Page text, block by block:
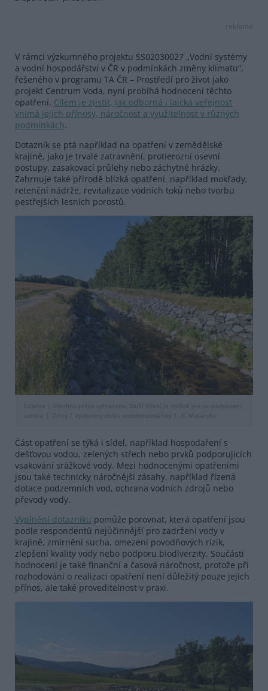
reklama
V rámci výzkumného projektu SS02030027 „Vodní systémy
a vodní hospodářství v ČR v podmínkách změny klimatu“,
řešeného v programu TA ČR – Prostředí pro život jako
projekt Centrum Voda, nyní probíhá hodnocení těchto
opatření. Cílem je zjistit, jak odborná i laická veřejnost
vnímá jejich přínosy, náročnost a využitelnost v různých
podmínkách.
Dotazník se ptá například na opatření v zemědělské
krajině, jako je trvalé zatravnění, protierozní osevní
postupy, zasakovací průlehy nebo záchytné hrázky.
Zahrnuje také přírodě blízká opatření, například mokřady,
retenční nádrže, revitalizace vodních toků nebo tvorbu
pestřejších lesních porostů.
Licence |
Všechna práva vyhrazena. Další šíření je možné jen se souhlasem
autora
Zdroj | Výzkumný ústav vodohospodářský T. G. Masaryka
Část opatření se týká i sídel, například hospodaření s
dešťovou vodou, zelených střech nebo prvků podporujících
vsakování srážkové vody. Mezi hodnocenými opatřeními
jsou také technicky náročnější zásahy, například řízená
dotace podzemních vod, ochrana vodních zdrojů nebo
převody vody.
Vyplnění dotazníku pomůže porovnat, která opatření jsou
podle respondentů nejúčinnější pro zadržení vody v
krajině, zmírnění sucha, omezení povodňových rizik,
zlepšení kvality vody nebo podporu biodiverzity. Součástí
hodnocení je také finanční a časová náročnost, protože při
rozhodování o realizaci opatření není důležitý pouze jejich
přínos, ale také proveditelnost v praxi.